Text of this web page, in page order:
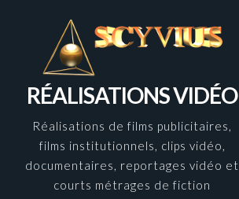
RÉALISATIONS VIDÉO
Réalisations de films publicitaires,
films institutionnels, clips vidéo,
documentaires, reportages vidéo et
courts métrages de fiction